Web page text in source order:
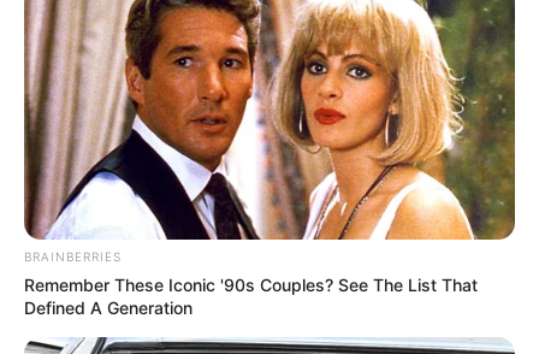
BRAINBERRIES
Remember These Iconic '90s Couples? See The List That
Defined A Generation